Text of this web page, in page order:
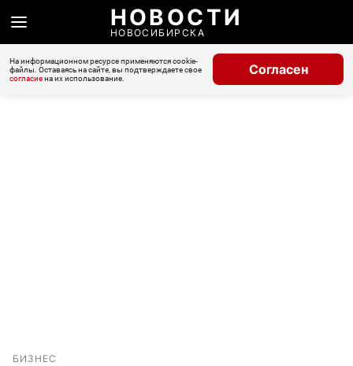
НОВОСТИ
НОВОСИБИРСКА
На информационном ресурсе применяются cookie-
файлы. Оставаясь на сайте, вы подтверждаете свое
согласиена их использование.
Согласен
БИЗНЕС